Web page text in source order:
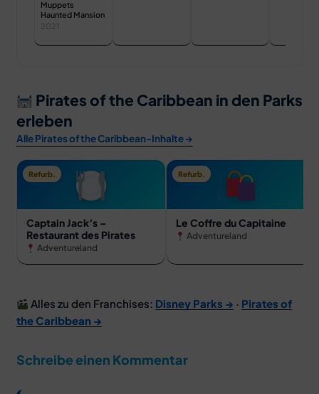
Muppets
Haunted Mansion
2021
Pirates of the Caribbean in den Parks
erleben
Alle Pirates of the Caribbean-Inhalte →
Refurb.
Captain Jack’s –
Restaurant des Pirates
Adventureland
Refurb.
Le Coffre du Capitaine
Adventureland
Alles zu den Franchises: Disney Parks → · Pirates of
the Caribbean →
Schreibe einen Kommentar